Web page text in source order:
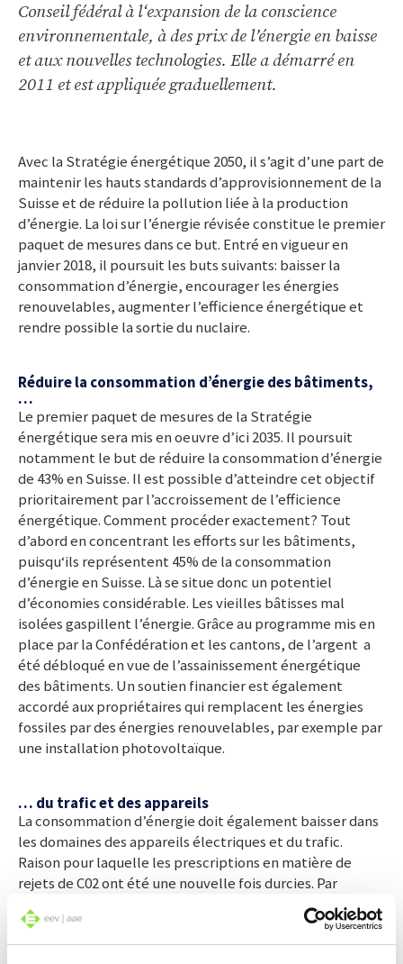
Conseil fédéral à l‘expansion de la conscience
environnementale, à des prix de l’énergie en baisse
et aux nouvelles technologies. Elle a démarré en
2011 et est appliquée graduellement.
Avec la Stratégie énergétique 2050, il s’agit d’une part de
maintenir les hauts standards d’approvisionnement de la
Suisse et de réduire la pollution liée à la production
d’énergie. La loi sur l’énergie révisée constitue le premier
paquet de mesures dans ce but. Entré en vigueur en
janvier 2018, il poursuit les buts suivants: baisser la
consommation d’énergie, encourager les énergies
renouvelables, augmenter l’efficience énergétique et
rendre possible la sortie du nuclaire.
Réduire la consommation d’énergie des bâtiments,
…
Le premier paquet de mesures de la Stratégie
énergétique sera mis en oeuvre d’ici 2035. Il poursuit
notamment le but de réduire la consommation d’énergie
de 43% en Suisse. Il est possible d’atteindre cet objectif
prioritairement par l’accroissement de l’efficience
énergétique. Comment procéder exactement? Tout
d’abord en concentrant les efforts sur les bâtiments,
puisqu‘ils représentent 45% de la consommation
d’énergie en Suisse. Là se situe donc un potentiel
d’économies considérable. Les vieilles bâtisses mal
isolées gaspillent l’énergie. Grâce au programme mis en
place par la Confédération et les cantons, de l’argent a
été débloqué en vue de l’assainissement énergétique
des bâtiments. Un soutien financier est également
accordé aux propriétaires qui remplacent les énergies
fossiles par des énergies renouvelables, par exemple par
une installation photovoltaïque.
… du trafic et des appareils
La consommation d’énergie doit également baisser dans
les domaines des appareils électriques et du trafic.
Raison pour laquelle les prescriptions en matière de
rejets de C02 ont été une nouvelle fois durcies. Par
ailleurs, on a également émis des normes techniques
pour des appareils électriques toujours plus économes,
notamment dans les ménages. Le remplacement